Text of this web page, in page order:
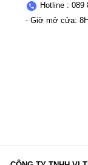
Hotline : 089
- Giờ mở cửa: